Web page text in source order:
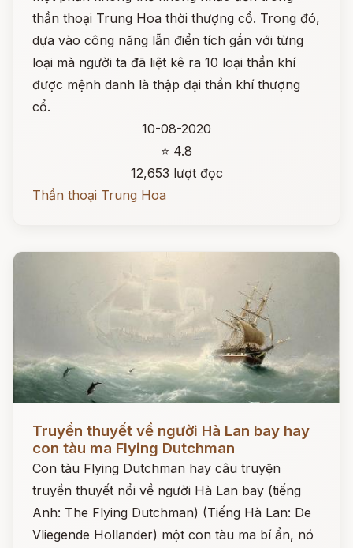
thần thoại Trung Hoa thời thượng cổ. Trong đó,
dựa vào công năng lẫn điển tích gắn với từng
loại mà người ta đã liệt kê ra 10 loại thần khí
được mệnh danh là thập đại thần khí thượng
cổ.
10-08-2020
⭐ 4.8
12,653 lượt đọc
Thần thoại Trung Hoa
Đọc ngay
Truyền thuyết về người Hà Lan bay hay
con tàu ma Flying Dutchman
Con tàu Flying Dutchman hay câu truyện
truyền thuyết nổi về người Hà Lan bay (tiếng
Anh: The Flying Dutchman) (Tiếng Hà Lan: De
Vliegende Hollander) một con tàu ma bí ẩn, nó